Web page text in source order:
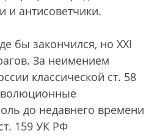
и антисоветчики.
бы закончился, но XXI
За неимением
классической ст. 58
до недавнего времени
159 УК РФ